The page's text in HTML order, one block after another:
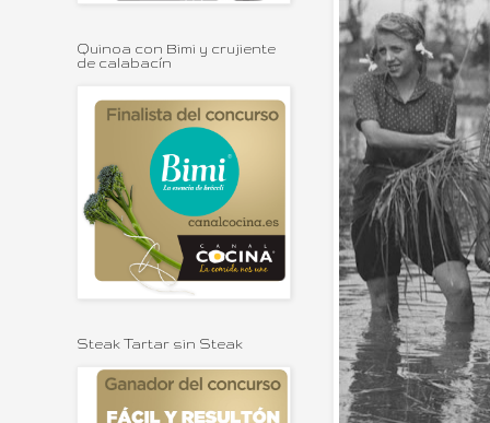
Quinoa con Bimi y crujiente
de calabacín
Steak Tartar sin Steak